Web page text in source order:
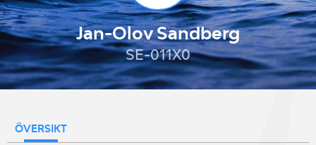
Jan-Olov Sandberg
SE-011X0
ÖVERSIKT